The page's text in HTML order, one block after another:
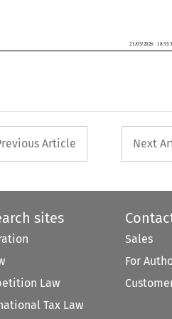
button used
Article Next
sites
Law
Tax Law
Sales
For